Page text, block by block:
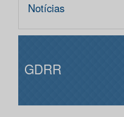
Notícias
GDRR